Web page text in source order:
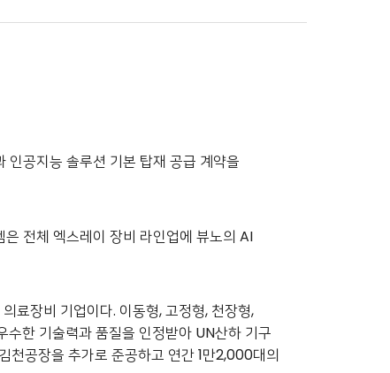
공지능 솔루션 기본 탑재 공급 계약을
전체 엑스레이 장비 라인업에 뷰노의 AI
료장비 기업이다. 이동형, 고정형, 천장형,
한 기술력과 품질을 인정받아 UN산하 기구
천공장을 추가로 준공하고 연간 1만2,000대의